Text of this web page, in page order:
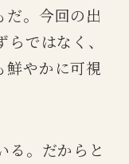
だ。今回の出
ではなく、
鮮やかに可視
る。だからと